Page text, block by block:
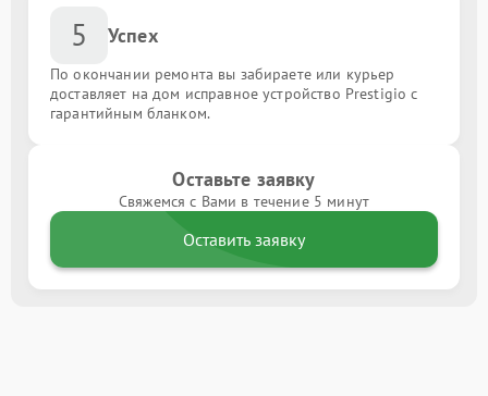
5 Успех
По окончании ремонта вы забираете или курьер
доставляет на дом исправное устройство Prestigio с
гарантийным бланком.
Оставьте заявку
Свяжемся с Вами в течение 5 минут
Оставить заявку